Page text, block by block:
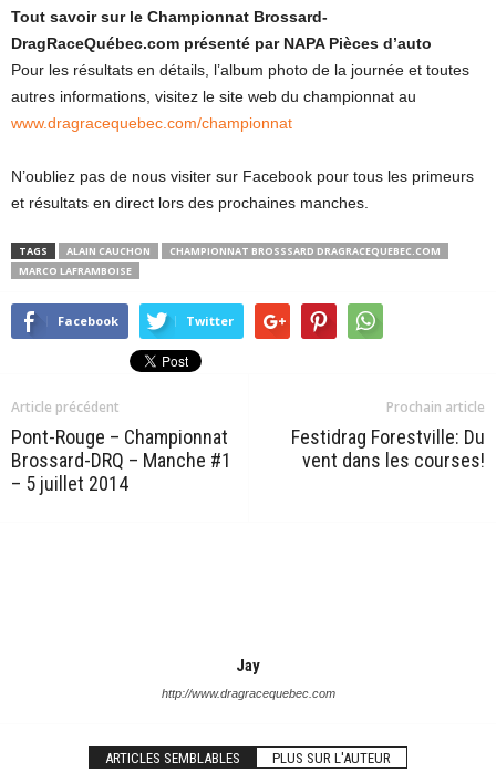
Tout savoir sur le Championnat Brossard-
DragRaceQuébec.com présenté par NAPA Pièces d’auto
Pour les résultats en détails, l’album photo de la journée et toutes
autres informations, visitez le site web du championnat au
www.dragracequebec.com/championnat
N’oubliez pas de nous visiter sur Facebook pour tous les primeurs
et résultats en direct lors des prochaines manches.
TAGS ALAIN CAUCHON
CHAMPIONNAT BROSSSARD DRAGRACEQUEBEC.COM
MARCO LAFRAMBOISE
Facebook Twitter
Article précédent
Pont-Rouge – Championnat
Brossard-DRQ – Manche #1
– 5 juillet 2014
Prochain article
Festidrag Forestville: Du
vent dans les courses!
Jay
http://www.dragracequebec.com
ARTICLES SEMBLABLES PLUS SUR L'AUTEUR